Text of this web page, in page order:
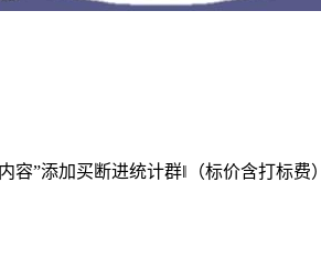
容”添加买断进统计群‖（标价含打标费）